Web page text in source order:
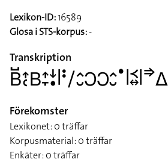
Lexikon-ID:16589
Glosa i STS-korpus:-
Transkription
􌤧􌤹􌤴􌥗􌤧􌤴􌥙􌦄􌥡􌥼􌥻􌥠􌤵􌤷􌥋􌥋􌤵􌤷􌤟􌥼􌥹􌦉􌥼􌦆􌤩
Förekomster
Lexikonet: 0 träffar
Korpusmaterial: 0 träffar
Enkäter: 0 träffar